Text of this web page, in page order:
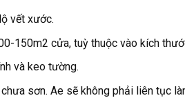
vết xước.
150m2 cửa, tuỳ thuộc vào kích
và keo tường.
sơn. Ae sẽ không phải liên tục